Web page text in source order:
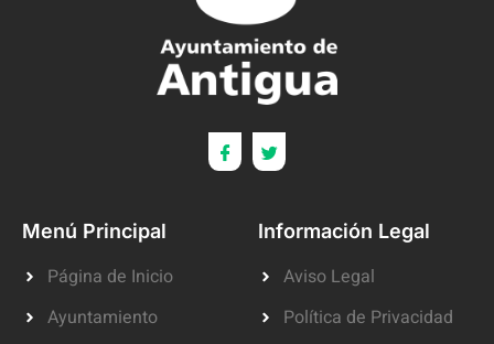
Menú Principal
Página de Inicio
Ayuntamiento
Información Legal
Aviso Legal
Política de Privacidad